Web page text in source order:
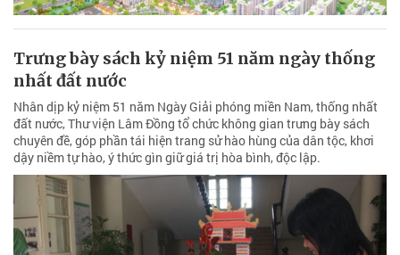
Trưng bày sách kỷ niệm 51 năm ngày thống
nhất đất nước
Nhân dịp kỷ niệm 51 năm Ngày Giải phóng miền Nam, thống nhất
đất nước, Thư viện Lâm Đồng tổ chức không gian trưng bày sách
chuyên đề, góp phần tái hiện trang sử hào hùng của dân tộc, khơi
dậy niềm tự hào, ý thức gìn giữ giá trị hòa bình, độc lập.